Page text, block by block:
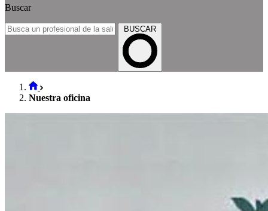
Buscar
BUSCAR
Nuestra oficina